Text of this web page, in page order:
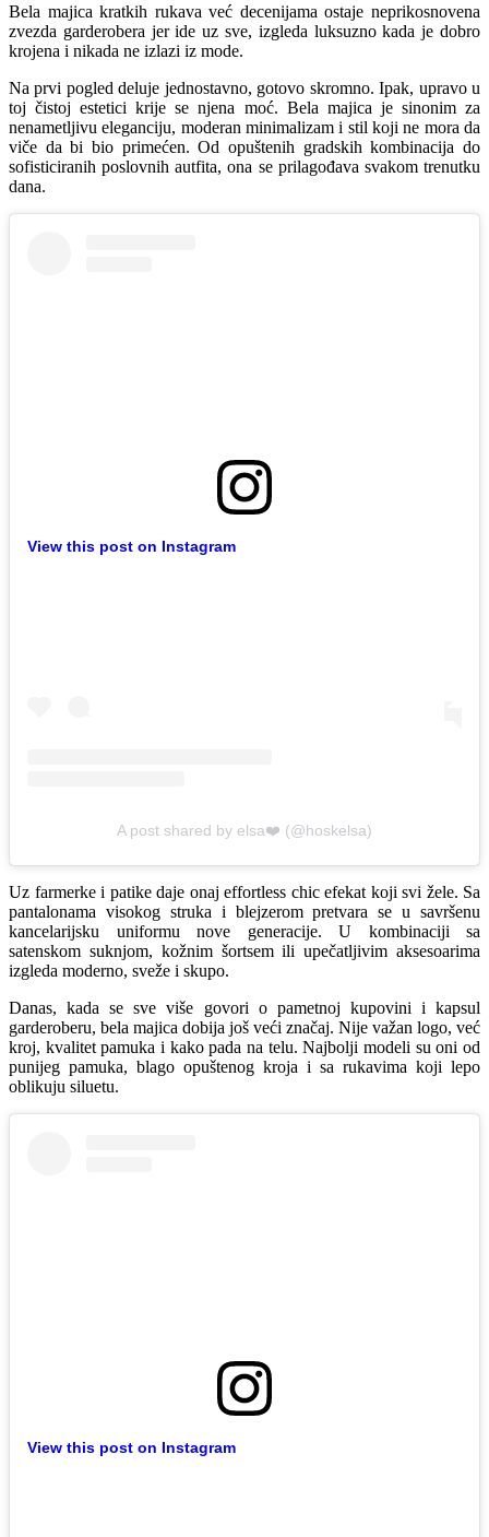
Bela majica kratkih rukava već decenijama ostaje neprikosnovena
zvezda garderobera jer ide uz sve, izgleda luksuzno kada je dobro
krojena i nikada ne izlazi iz mode.
Na prvi pogled deluje jednostavno, gotovo skromno. Ipak, upravo u
toj čistoj estetici krije se njena moć. Bela majica je sinonim za
nenametljivu eleganciju, moderan minimalizam i stil koji ne mora da
viče da bi bio primećen. Od opuštenih gradskih kombinacija do
sofisticiranih poslovnih autfita, ona se prilagođava svakom trenutku
dana.
View this post on Instagram
A post shared by elsa❤️ (@hoskelsa)
Uz farmerke i patike daje onaj effortless chic efekat koji svi žele. Sa
pantalonama visokog struka i blejzerom pretvara se u savršenu
kancelarijsku uniformu nove generacije. U kombinaciji sa
satenskom suknjom, kožnim šortsem ili upečatljivim aksesoarima
izgleda moderno, sveže i skupo.
Danas, kada se sve više govori o pametnoj kupovini i kapsul
garderoberu, bela majica dobija još veći značaj. Nije važan logo, već
kroj, kvalitet pamuka i kako pada na telu. Najbolji modeli su oni od
punijeg pamuka, blago opuštenog kroja i sa rukavima koji lepo
oblikuju siluetu.
View this post on Instagram